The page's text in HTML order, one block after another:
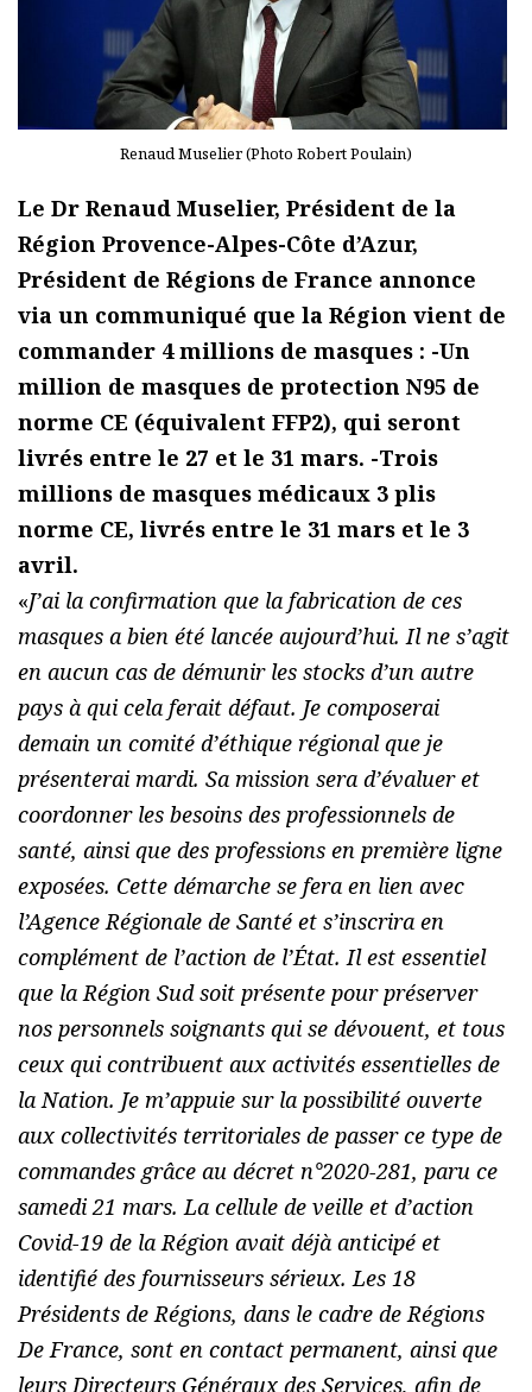
Renaud Muselier (Photo Robert Poulain)
Le Dr Renaud Muselier, Président de la
Région Provence-Alpes-Côte d’Azur,
Président de Régions de France annonce
via un communiqué que la Région vient de
commander 4 millions de masques : -Un
million de masques de protection N95 de
norme CE (équivalent FFP2), qui seront
livrés entre le 27 et le 31 mars. -Trois
millions de masques médicaux 3 plis
norme CE, livrés entre le 31 mars et le 3
avril.
«J’ai la confirmation que la fabrication de ces
masques a bien été lancée aujourd’hui. Il ne s’agit
en aucun cas de démunir les stocks d’un autre
pays à qui cela ferait défaut. Je composerai
demain un comité d’éthique régional que je
présenterai mardi. Sa mission sera d’évaluer et
coordonner les besoins des professionnels de
santé, ainsi que des professions en première ligne
exposées. Cette démarche se fera en lien avec
l’Agence Régionale de Santé et s’inscrira en
complément de l’action de l’État. Il est essentiel
que la Région Sud soit présente pour préserver
nos personnels soignants qui se dévouent, et tous
ceux qui contribuent aux activités essentielles de
la Nation. Je m’appuie sur la possibilité ouverte
aux collectivités territoriales de passer ce type de
commandes grâce au décret n°2020-281, paru ce
samedi 21 mars. La cellule de veille et d’action
Covid-19 de la Région avait déjà anticipé et
identifié des fournisseurs sérieux. Les 18
Présidents de Régions, dans le cadre de Régions
De France, sont en contact permanent, ainsi que
leurs Directeurs Généraux des Services, afin de